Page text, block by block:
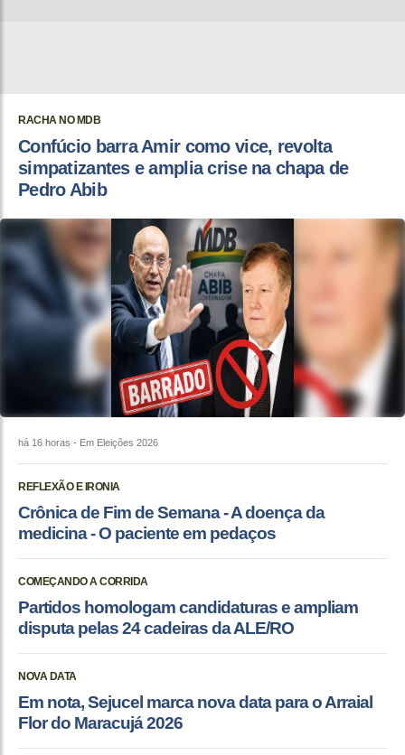
RACHA NO MDB
Confúcio barra Amir como vice, revolta
simpatizantes e amplia crise na chapa de
Pedro Abib
há 16 horas - Em Eleições 2026
REFLEXÃO E IRONIA
Crônica de Fim de Semana - A doença da
medicina - O paciente em pedaços
COMEÇANDO A CORRIDA
Partidos homologam candidaturas e ampliam
disputa pelas 24 cadeiras da ALE/RO
NOVA DATA
Em nota, Sejucel marca nova data para o Arraial
Flor do Maracujá 2026